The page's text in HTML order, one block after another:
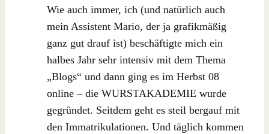
Wie auch immer, ich (und natürlich auch
mein Assistent Mario, der ja grafikmäßig
ganz gut drauf ist) beschäftigte mich ein
halbes Jahr sehr intensiv mit dem Thema
„Blogs“ und dann ging es im Herbst 08
online – die WURSTAKADEMIE wurde
gegründet. Seitdem geht es steil bergauf mit
den Immatrikulationen. Und täglich kommen